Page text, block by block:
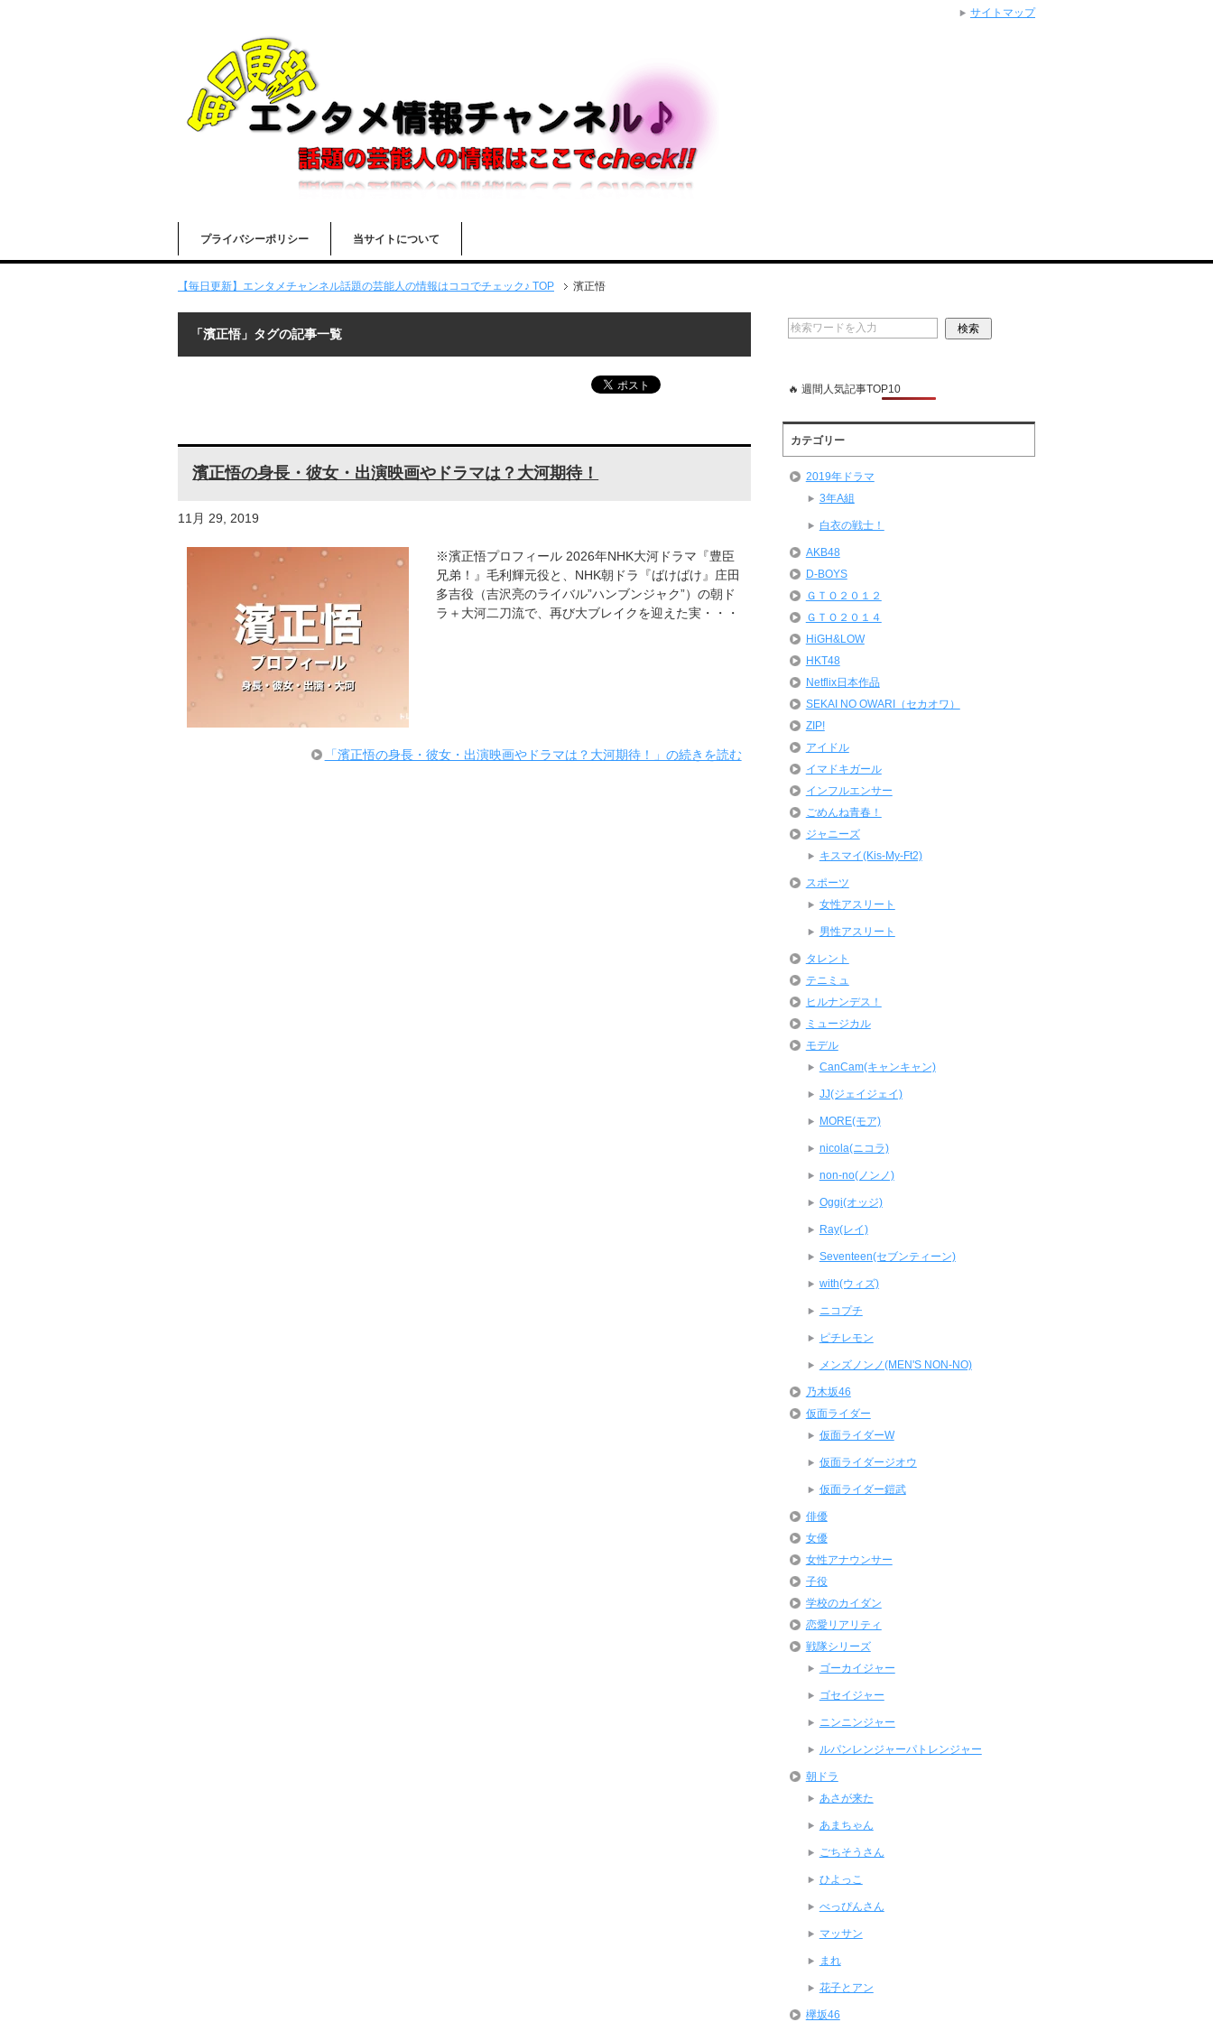
プライバシーポリシー 当サイトについて
【毎日更新】エンタメチャンネル話題の芸能人の情報はココでチェック♪ TOP 濱正悟
「濱正悟」タグの記事一覧
濱正悟の身長・彼女・出演映画やドラマは？大河期待！
11月 29, 2019
※濱正悟プロフィール 2026年NHK大河ドラマ『豊臣
兄弟！』毛利輝元役と、NHK朝ドラ『ばけばけ』庄田
多吉役（吉沢亮のライバル”ハンブンジャク”）の朝ド
ラ＋大河二刀流で、再び大ブレイクを迎えた実・・・
「濱正悟の身長・彼女・出演映画やドラマは？大河期待！」の続きを読む
🔥 週間人気記事TOP10
カテゴリー
2019年ドラマ
3年A組
白衣の戦士！
AKB48
D-BOYS
ＧＴＯ２０１２
ＧＴＯ２０１４
HiGH&LOW
HKT48
Netflix日本作品
SEKAI NO OWARI（セカオワ）
ZIP!
アイドル
イマドキガール
インフルエンサー
ごめんね青春！
ジャニーズ
キスマイ(Kis-My-Ft2)
スポーツ
女性アスリート
男性アスリート
タレント
テニミュ
ヒルナンデス！
ミュージカル
モデル
CanCam(キャンキャン)
JJ(ジェイジェイ)
MORE(モア)
nicola(ニコラ)
non-no(ノンノ)
Oggi(オッジ)
Ray(レイ)
Seventeen(セブンティーン)
with(ウィズ)
ニコプチ
ピチレモン
メンズノンノ(MEN'S NON-NO)
乃木坂46
仮面ライダー
仮面ライダーW
仮面ライダージオウ
仮面ライダー鎧武
俳優
女優
女性アナウンサー
子役
学校のカイダン
恋愛リアリティ
戦隊シリーズ
ゴーカイジャー
ゴセイジャー
ニンニンジャー
ルパンレンジャーパトレンジャー
朝ドラ
あさが来た
あまちゃん
ごちそうさん
ひよっこ
べっぴんさん
マッサン
まれ
花子とアン
欅坂46
サイトマップ